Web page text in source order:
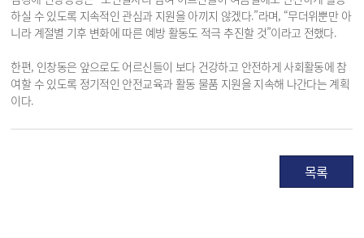
하실 수 있도록 지속적인 관심과 지원을 아끼지 않겠다.”라며, “무더위뿐만 아
니라 계절별 기후 변화에 따른 예방 활동도 적극 추진할 것”이라고 전했다.
한편, 인창동은 앞으로도 어르신들이 보다 건강하고 안전하게 사회활동에 참
여할 수 있도록 정기적인 안전교육과 활동 물품 지원을 지속해 나간다는 계획
이다.
목록